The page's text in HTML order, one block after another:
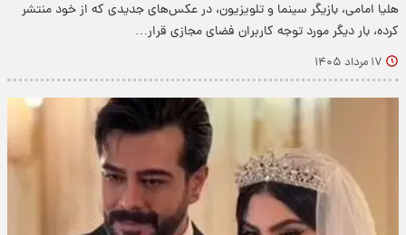
هلیا امامی، بازیگر سینما و تلویزیون، در عکس‌های جدیدی که از خود منتشر
کرده، بار دیگر مورد توجه کاربران فضای مجازی قرار…
۱۷ مرداد ۱۴۰۵